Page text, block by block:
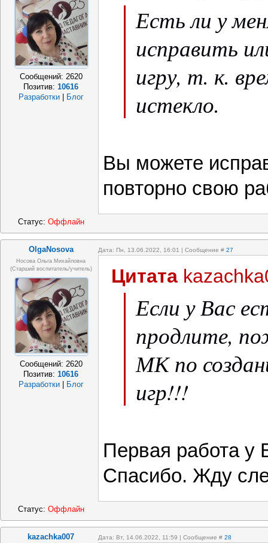
Сообщений: 2620
Позитив:10616
Разработки
Блог
Есть ли у
исправить
игру, т. к.
истекло.
Вы можете
повторно свою
Статус: Оффлайн
OlgaNosova Дата: Пн, 13.06.2022, 16:01 | Сообщение # 27
Носова Ольга Михайловна
(старший воспитатель/учитель)
Сообщений: 2620
Позитив:10616
Разработки
Блог
Цитата
Если у Вас
продлите,
МК по
игр!!!
Первая работа у
Спасибо. Жду
Статус: Оффлайн
kazachka007 Дата: Вт, 14.06.2022, 11:59 | Сообщение # 28